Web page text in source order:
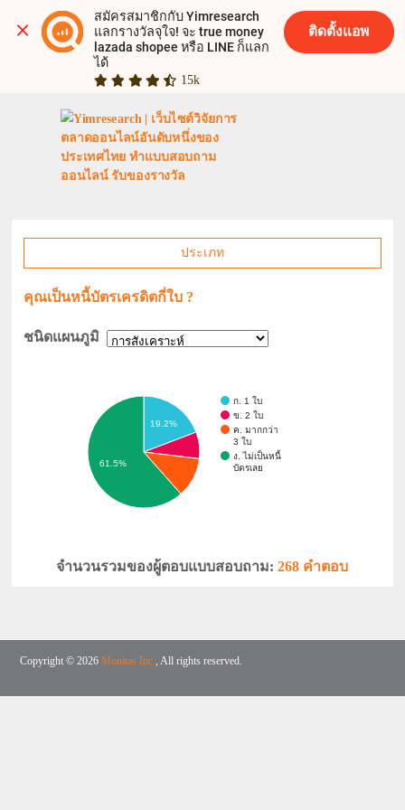
สมัครสมาชิกกับ Yimresearch
แลกรางวัลจุใจ! จะ true money
lazada shopee หรือ LINE ก็แลก
ได้
15k
ติดตั้งแอพ
ประเภท
คุณเป็นหนี้บัตรเครดิตกี่ใบ ?
ชนิดแผนภูมิ
ก. 1 ใบ
ข. 2 ใบ
ค. มากกว่า
3 ใบ
ง. ไม่เป็นหนี้
บัตรเลย
19.2%
61.5%
จำนวนรวมของผู้ตอบแบบสอบถาม:268 คำตอบ
Copyright © 2026Monitas Inc., All rights reserved.